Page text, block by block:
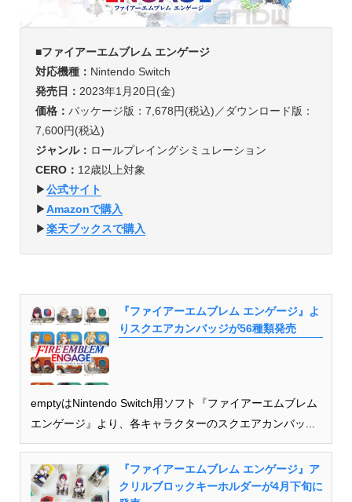
■ファイアーエムブレム エンゲージ
対応機種： Nintendo Switch
発売日： 2023年1月20日(金)
価格： パッケージ版：7,678円(税込)／ダウンロード版：
7,600円(税込)
ジャンル： ロールプレイングシミュレーション
CERO： 12歳以上対象
▶︎公式サイト
▶︎Amazonで購入
▶︎楽天ブックスで購入
『ファイアーエムブレム エンゲージ』よ
りスクエアカンバッジが56種類発売
emptyはNintendo Switch用ソフト『ファイアーエムブレム
エンゲージ』より、各キャラクターのスクエアカンバッ...
『ファイアーエムブレム エンゲージ』ア
クリルブロックキーホルダーが4月下旬に